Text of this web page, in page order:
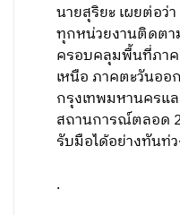
นายสุริยะ เผยต่อว่
ทุกหน่วยงานติดต
ครอบคลุมพื้นที่ภาค
เหนือ ภาคตะวันออ
กรุงเทพมหานครแ
สถานการณ์ตลอด
รับมือได้อย่างทันท่
.